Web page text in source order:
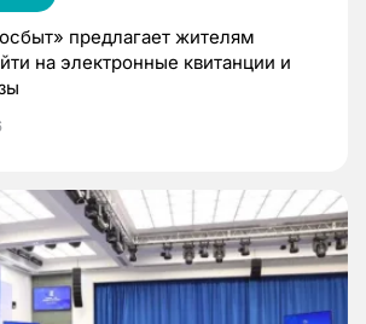
предлагает жителям
на электронные квитанции и